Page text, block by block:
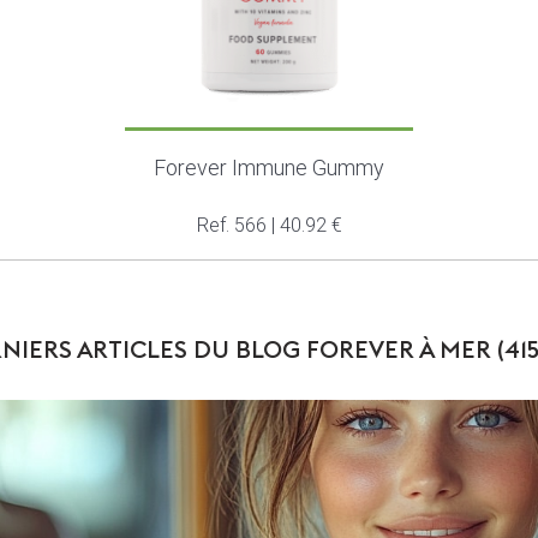
Forever Immune Gummy
Ref. 566 | 40.92 €
ARTICLES DU BLOG FOREVER À MER